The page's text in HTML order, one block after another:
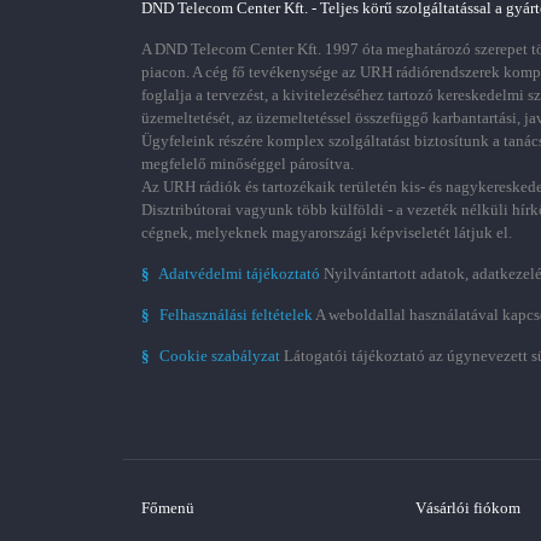
DND Telecom Center Kft. - Teljes körű szolgáltatással a
A DND Telecom Center Kft. 1997 óta meghatározó
piacon. A cég fő tevékenysége az URH rádiórendszerek
foglalja a tervezést, a kivitelezéséhez tartozó kereskedelmi
üzemeltetését, az üzemeltetéssel összefüggő karbantartási,
Ügyfeleink részére komplex szolgáltatást biztosítunk a
megfelelő minőséggel párosítva.
Az URH rádiók és tartozékaik területén kis- és
Disztribútorai vagyunk több külföldi - a vezeték nélküli
cégnek, melyeknek magyarországi képviseletét látjuk el.
§ Adatvédelmi tájékoztató Nyilvántartott adatok,
§ Felhasználási feltételekA weboldallal használatával
§ Cookie szabályzat Látogatói tájékoztató az úgynevezett
Főmenü Vásárlói fiókom